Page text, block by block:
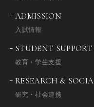
ADMISSION
入試情報
STUDENT SUPPORT
教育・学生支援
RESEARCH &
研究・社会連携